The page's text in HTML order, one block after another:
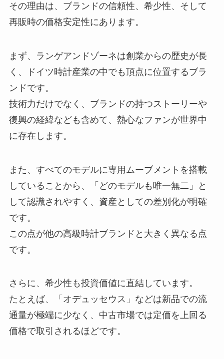
その理由は、ブランドの信頼性、希少性、そして
再販時の価格安定性にあります。
まず、ランゲアンドゾーネは創業からの歴史が長
く、ドイツ時計産業の中でも頂点に位置するブラ
ンドです。
技術力だけでなく、ブランドの持つストーリーや
復興の経緯なども含めて、熱心なファンが世界中
に存在します。
また、すべてのモデルに専用ムーブメントを搭載
していることから、「どのモデルも唯一無二」と
して認識されやすく、資産としての差別化が明確
です。
この点が他の高級時計ブランドと大きく異なる点
です。
さらに、希少性も投資価値に直結しています。
たとえば、「オデュッセウス」などは新品での流
通量が極端に少なく、中古市場では定価を上回る
価格で取引されるほどです。